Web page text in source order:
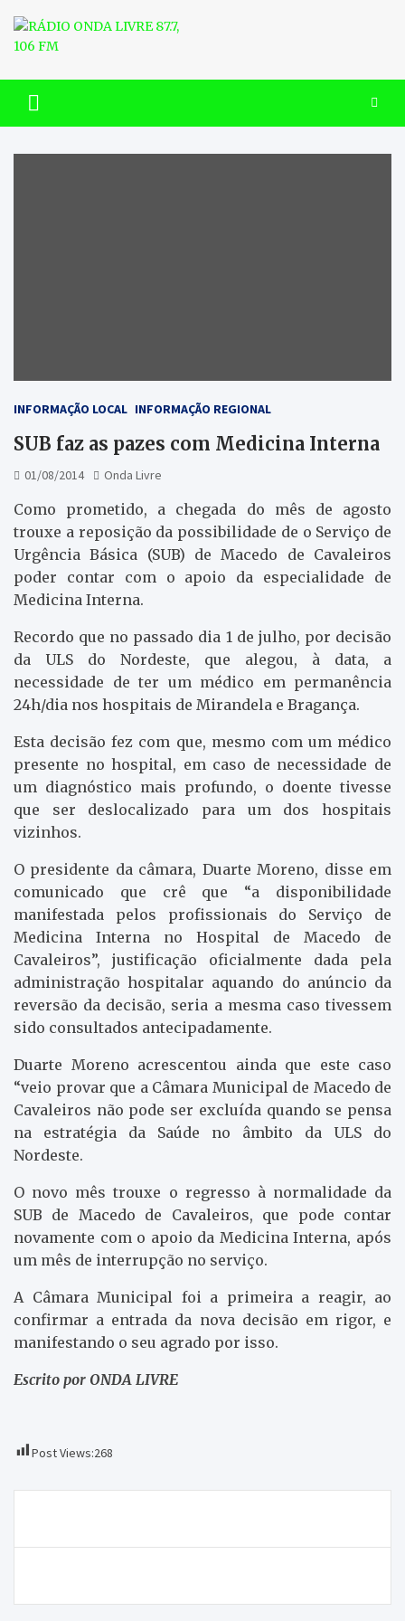
content
RÁDIO ONDA LIVRE 87.7, 106
FM
INFORMAÇÃO LOCAL INFORMAÇÃO REGIONAL
SUB faz as pazes com Medicina Interna
01/08/2014 Onda Livre
Como prometido, a chegada do mês de agosto
trouxe a reposição da possibilidade de o Serviço de
Urgência Básica (SUB) de Macedo de Cavaleiros
poder contar com o apoio da especialidade de
Medicina Interna.
Recordo que no passado dia 1 de julho, por decisão
da ULS do Nordeste, que alegou, à data, a
necessidade de ter um médico em permanência
24h/dia nos hospitais de Mirandela e Bragança.
Esta decisão fez com que, mesmo com um médico
presente no hospital, em caso de necessidade de
um diagnóstico mais profundo, o doente tivesse
que ser deslocalizado para um dos hospitais
vizinhos.
O presidente da câmara, Duarte Moreno, disse em
comunicado que crê que “a disponibilidade
manifestada pelos profissionais do Serviço de
Medicina Interna no Hospital de Macedo de
Cavaleiros”, justificação oficialmente dada pela
administração hospitalar aquando do anúncio da
reversão da decisão, seria a mesma caso tivessem
sido consultados antecipadamente.
Duarte Moreno acrescentou ainda que este caso
“veio provar que a Câmara Municipal de Macedo de
Cavaleiros não pode ser excluída quando se pensa
na estratégia da Saúde no âmbito da ULS do
Nordeste.
O novo mês trouxe o regresso à normalidade da
SUB de Macedo de Cavaleiros, que pode contar
novamente com o apoio da Medicina Interna, após
um mês de interrupção no serviço.
A Câmara Municipal foi a primeira a reagir, ao
confirmar a entrada da nova decisão em rigor, e
manifestando o seu agrado por isso.
Escrito por ONDA LIVRE
Post Views:268